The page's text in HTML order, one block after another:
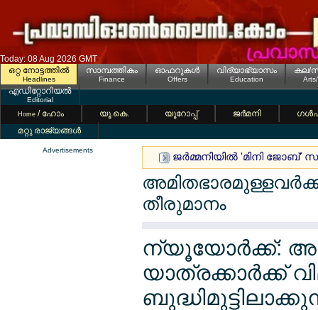
Today: 08 Aug 2026 GMT
ഒറ്റ നോട്ടത്തില്‍
Headlines
സാമ്പത്തികം
Finance
ഓഫറുകള്‍
Offers
വിദ്യാഭ്യാസം
Education
കല/
എഡിറ്റോറിയല്‍
Editorial
Home / ഹോം യൂ.കെ. യൂറോപ്പ് ജര്‍മനി
മറ്റു രാജ്യങ്ങള്‍
Advertisements
ജര്‍മ്മനിയില്‍ 'മിനി ജോബ്'
തീരുമാനം
ന്യൂയോര്‍ക്ക്:
യാത്രക്കാര്‍ക്ക്